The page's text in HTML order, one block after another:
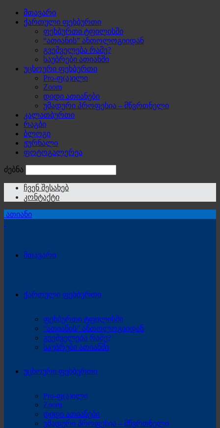
მთავარი
ქართული ფეხბურთი
ფეხბურთი ტფილისში
“ათიანის” ანთოლოგიიდან
გვეშველება რამე?
საუბრები ათიანში
უცხოური ფეხბურთი
Pro-ფ(ა)ილი
Zoom
დიდი ათიანები
უმადური პროფესია – მწვრთნელი
კალათბურთი
რაგბი
ბლოგი
ჟურნალი
ფოტოგალერეა
ძებნა
ჩვენ შესახებ
კონტაქტი
ათიანი
მთავარი
ქართული ფეხბურთი
ფეხბურთი ტფილისში
“ათიანის” ანთოლოგიიდან
გვეშველება რამე?
საუბრები ათიანში
უცხოური ფეხბურთი
Pro-ფ(ა)ილი
Zoom
დიდი ათიანები
უმადური პროფესია – მწვრთნელი